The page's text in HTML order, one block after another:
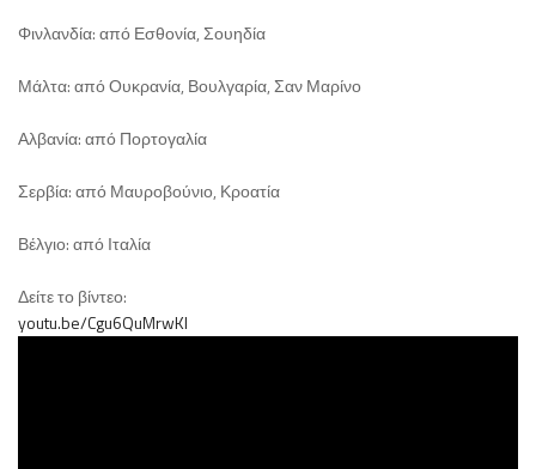
Φινλανδία: από Εσθονία, Σουηδία
Μάλτα: από Ουκρανία, Βουλγαρία, Σαν Μαρίνο
Αλβανία: από Πορτογαλία
Σερβία: από Μαυροβούνιο, Κροατία
Βέλγιο: από Ιταλία
Δείτε το βίντεο:
youtu.be/Cgu6QuMrwKI